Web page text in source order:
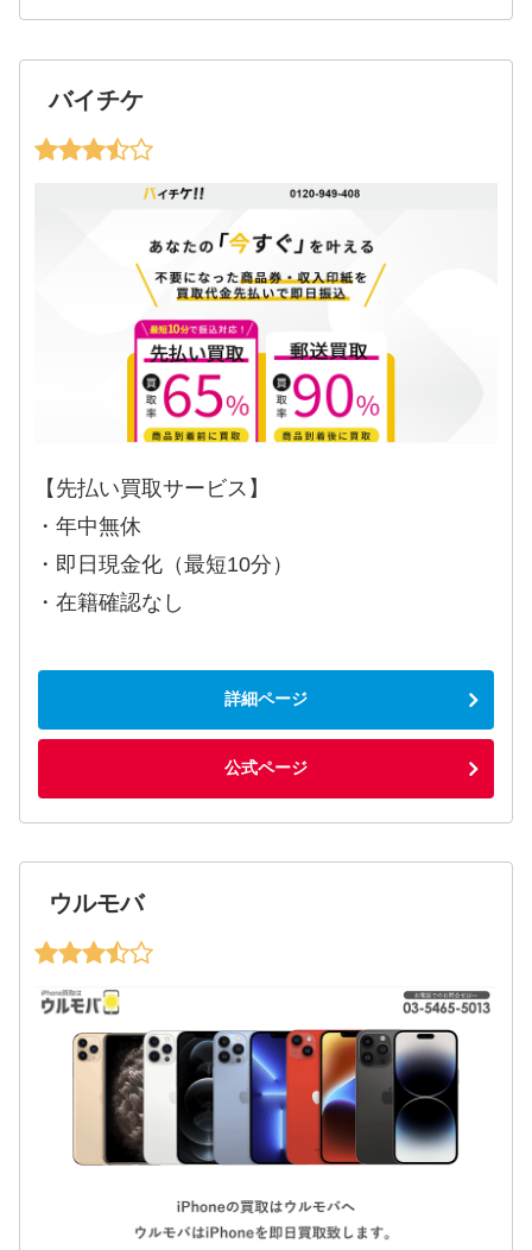
バイチケ
【先払い買取サービス】
・年中無休
・即日現金化（最短10分）
・在籍確認なし
詳細ページ
公式ページ
ウルモバ